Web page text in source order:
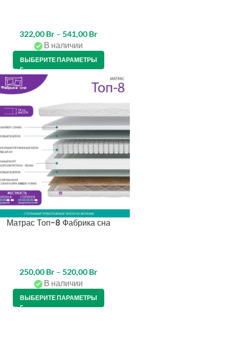
322,00 Br – 541,00 Br
В наличии
ВЫБЕРИТЕ ПАРАМЕТРЫ
Матрас Топ-8 Фабрика сна
250,00 Br – 520,00 Br
В наличии
ВЫБЕРИТЕ ПАРАМЕТРЫ